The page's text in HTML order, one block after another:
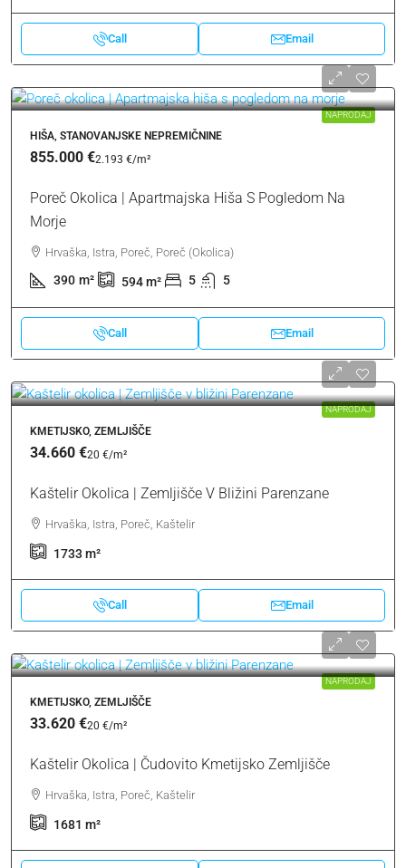
Call Email
NAPRODAJ
HIŠA, STANOVANJSKE NEPREMIČNINE
855.000 €2.193 €/m²
Poreč Okolica | Apartmajska Hiša S Pogledom Na
Morje
Hrvaška, Istra, Poreč, Poreč (Okolica)
390 m² 594m² 5 5
Call Email
NAPRODAJ
KMETIJSKO, ZEMLJIŠČE
34.660 €20 €/m²
Kaštelir Okolica | Zemljišče V Bližini Parenzane
Hrvaška, Istra, Poreč, Kaštelir
1733m²
Call Email
NAPRODAJ
KMETIJSKO, ZEMLJIŠČE
33.620 €20 €/m²
Kaštelir Okolica | Čudovito Kmetijsko Zemljišče
Hrvaška, Istra, Poreč, Kaštelir
1681 m²